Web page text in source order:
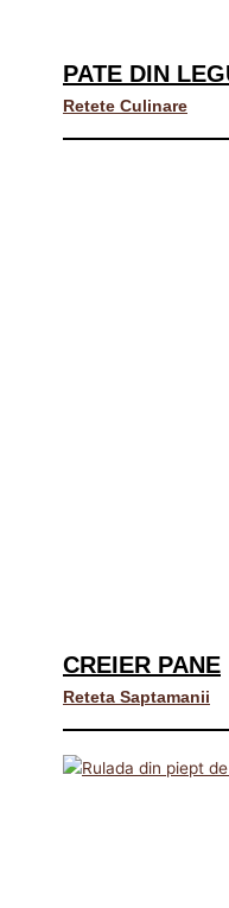
PATE DIN
Retete Culinare
CREIER PANE
Reteta Saptamanii